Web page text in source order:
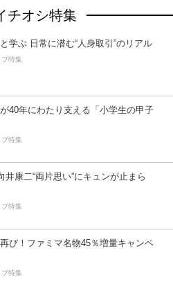
チオシ特集
学ぶ 日常に潜む“人身取引”のリアル
プ特集
40年にわたり支える「小学生の甲子
プ特集
井康二“両片思い”にキュンが止まら
プ特集
び！ファミマ名物45％増量キャンペ
プ特集